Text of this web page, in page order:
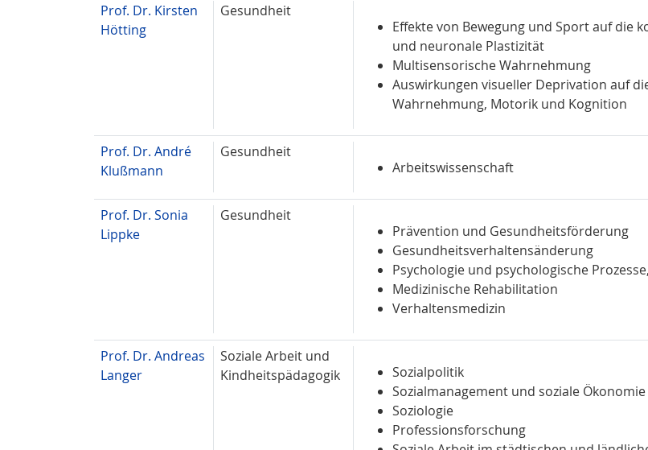
Prof. Dr. Kirsten
Hötting
Gesundheit
Effekte von Bewegung und Sport auf die
und neuronale Plastizität
Multisensorische Wahrnehmung
Auswirkungen visueller Deprivation auf
Wahrnehmung, Motorik und Kognition
Prof. Dr. André
Klußmann
Gesundheit
Arbeitswissenschaft
Prof. Dr. Sonia
Lippke
Gesundheit
Prävention und Gesundheitsförderung
Gesundheitsverhaltensänderung
Psychologie und psychologische
Medizinische Rehabilitation
Verhaltensmedizin
Prof. Dr. Andreas
Langer
Soziale Arbeit und
Kindheitspädagogik
Sozialpolitik
Sozialmanagement und soziale Ökonomie
Soziologie
Professionsforschung